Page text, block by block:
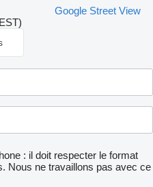
Google Street View
: il doit respecter le format
Nous ne travaillons pas avec ce